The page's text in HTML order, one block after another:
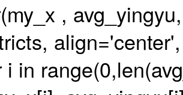
,
i in